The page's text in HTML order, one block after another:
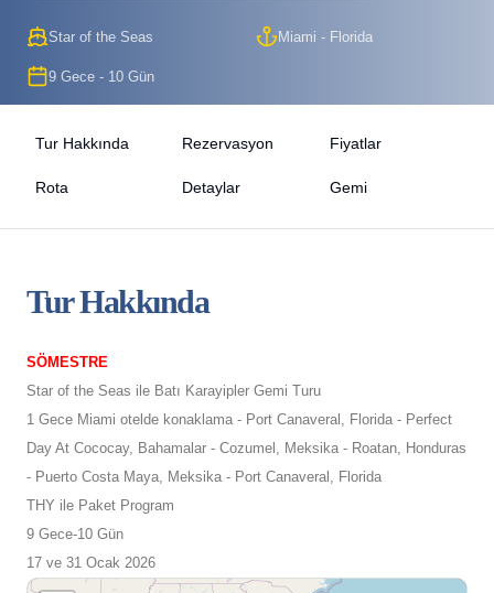
Star of the Seas Miami - Florida
9 Gece - 10 Gün
Tur Hakkında Rezervasyon Fiyatlar
Rota Detaylar Gemi
Tur Hakkında
SÖMESTRE
Star of the Seas ile Batı Karayipler Gemi Turu
1 Gece Miami otelde konaklama - Port Canaveral, Florida - Perfect
Day At Cococay, Bahamalar - Cozumel, Meksika - Roatan, Honduras
- Puerto Costa Maya, Meksika - Port Canaveral, Florida
THY ile Paket Program
9 Gece-10 Gün
17 ve 31 Ocak 2026